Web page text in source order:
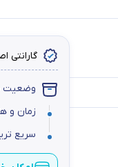
گارانتی
وضعیت
زمان و
سریع